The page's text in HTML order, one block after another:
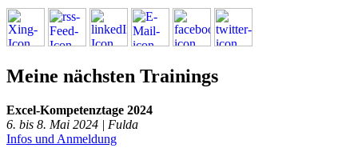
Meine nächsten Trainings
Excel-Kompetenztage 2024
6. bis 8. Mai 2024 | Fulda
Infos und Anmeldung